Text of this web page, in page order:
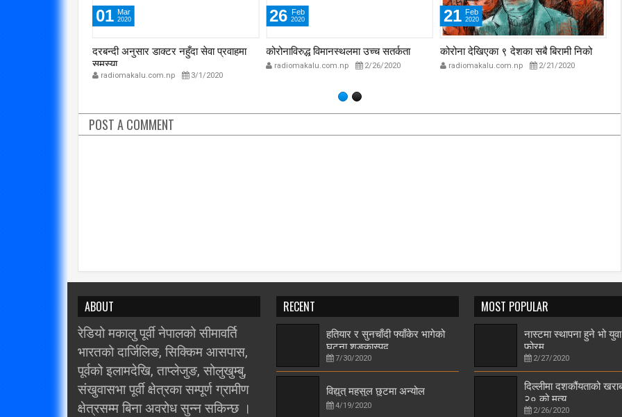
01 Mar
2020
दरबन्दी अनुसार डाक्टर नहुँदा सेवा प्रवाहमा
समस्या
radiomakalu.com.np 3/1/2020
26 Feb
2020
कोरोनाविरुद्ध विमानस्थलमा उच्च सतर्कता
radiomakalu.com.np 2/26/2020
21 Feb
2020
कोरोना देखिएका ९ देशका सबै बिरामी निको
radiomakalu.com.np 2/21/2020
POST A COMMENT
ABOUT
रेडियो मकालु पूर्वी नेपालको सीमावर्ति
भारतको दार्जिलिङ, सिक्किम आसपास,
पूर्वको इलामदेखि, ताप्लेजुङ, सोलुखुम्बु,
संखुवासभा पूर्वी क्षेत्रका सम्पूर्ण ग्रामीण
क्षेत्रसम्म बिना अवरोध सुन्न सकिन्छ ।
RECENT
हतियार र सुनचाँदी फ्याँकेर भागेको
घटना शङ्कास्पद
7/30/2020
विद्युत् महसुल छुटमा अन्योल
4/19/2020
MOST POPULAR
नास्टमा स्थापना हुने भो
फोरम
2/27/2020
दिल्लीमा दशकौंयताको
२० को मृत्यु
2/26/2020